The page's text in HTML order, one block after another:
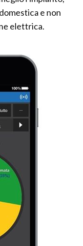
e non
elettrica.